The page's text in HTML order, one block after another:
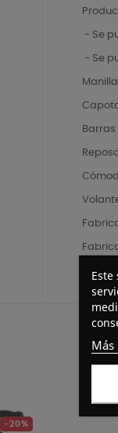
- Se
- Se
-20%